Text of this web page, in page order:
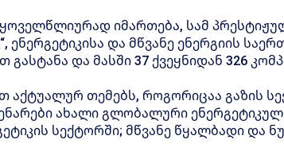
იმართება, სამ
ენერგეტიკისა და მწვანე ენერგიის
გასტანა და მასში 37 ქვეყნიდან 326
აქტუალურ თემებს, როგორიცაა გაზის
ახალი გლობალური
სექტორში; მწვანე წყალბადი და